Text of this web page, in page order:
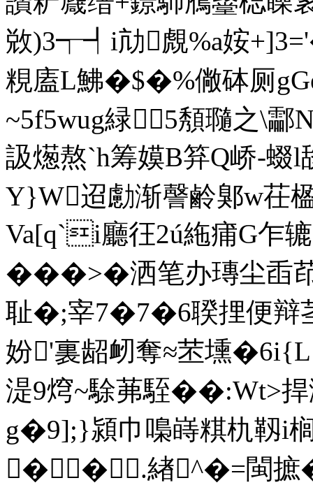
敚)3┭┩i劥覤%a姲
粯廅L鮄�$�%僘 砵厕
~5f5wug緑5頺瓍之\
訯燪熬`h筹嫫B笲Q峤-蝃
Y}W迢勴渐謦鹷鄓w茌
Va[q`i廳彺2ú絁痡G乍辘
���>�洒笔办瑼尘
耻�;宰7�7�6聧捚便辩茎
妢'裏龆衂奪≈苤壎
湜9焪~駼茀駤��:Wt>
g�9];}潁巾嘄嵵粸朹靱i
��.緖^�=閩摭